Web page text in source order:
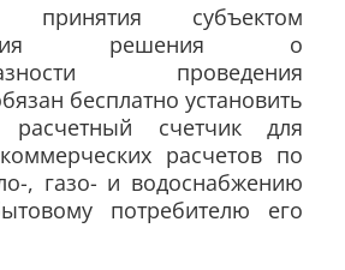
субъектом
решения о
проведения
бесплатно установить
расчетный счетчик для
расчетов по
, газо- и водоснабжению
потребителю его